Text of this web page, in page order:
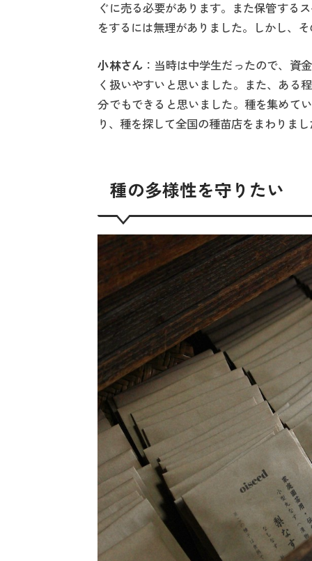
ぐに売る必要があります。また保管する
をするには無理がありました。しかし、
小林さん ：当時は中学生だったので、資
く扱いやすいと思いました。また、ある
分でもできると思いました。種を集めて
り、種を探して全国の種苗店をまわりま
種の多様性を守りたい